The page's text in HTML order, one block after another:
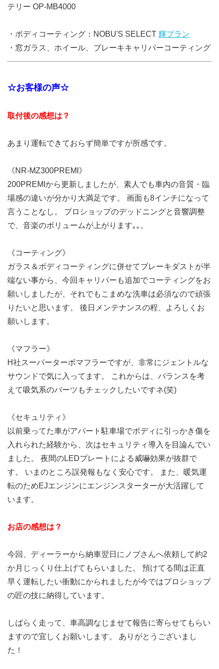
テリー OP-MB4000
・ボディコーティング：NOBU'S SELECT 輝プラン
・窓ガラス、ホイール、ブレーキキャリパーコーティング
☆お客様の声☆
取付後の感想は？
あまり運転できておらず簡単ですが所感です。
《NR-MZ300PREMI》
200PREMIから更新しましたが、素人でも車内の音質・臨
場感の違いが分かり大満足です。 画面も8インチになって
言うことなし。 プロショップのデッドニングと音響調整
で、音楽のボリュームが上がります｡｡。
《コーティング》
ガラス＆ボディコーティングに併せてブレーキダストが半
端ない事から、今回キャリパーも追加でコーティングをお
願いしましたが、それでもこまめな洗車は必須なので頑張
りたいと思います。 後日メンテナンスの程、よろしくお
願いします。
《マフラー》
H社スーパーターボマフラーですが、非常にジェントルな
サウンドで気に入ってます。 これからは、バランスを考
えて吸気系のパーツもチェックしたいですネ(笑)
《セキュリティ》
以前乗ってた車がアパート駐車場でボディに引っかき傷を
入れられた経験から、次はセキュリティ導入を目論んでい
ました。 夜間のLEDプレートによる威嚇効果が抜群で
す。 いまのところ誤発報もなく安心です。 また、暖気運
転のためEJエンジンにエンジンスターターが大活躍して
います。
お店の感想は？
今回、ディーラーから納車翌日にノブさんへ依頼して約2
か月じっくり仕上げてもらいました。 預けてる間は正直
早く運転したい衝動にかられましたが今ではプロショップ
の匠の技に納得しています。
しばらく走って、車高調なじませて報告に寄らせてもらい
ますので宜しくお願いします。 ありがとうございまし
た！